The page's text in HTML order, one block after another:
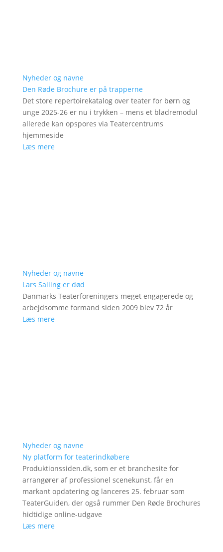
Nyheder og navne
Den Røde Brochure er på trapperne
Det store repertoirekatalog over teater for børn og
unge 2025-26 er nu i trykken – mens et bladremodul
allerede kan opspores via Teatercentrums
hjemmeside
Læs mere
Nyheder og navne
Lars Salling er død
Danmarks Teaterforeningers meget engagerede og
arbejdsomme formand siden 2009 blev 72 år
Læs mere
Nyheder og navne
Ny platform for teaterindkøbere
Produktionssiden.dk, som er et branchesite for
arrangører af professionel scenekunst, får en
markant opdatering og lanceres 25. februar som
TeaterGuiden, der også rummer Den Røde Brochures
hidtidige online-udgave
Læs mere